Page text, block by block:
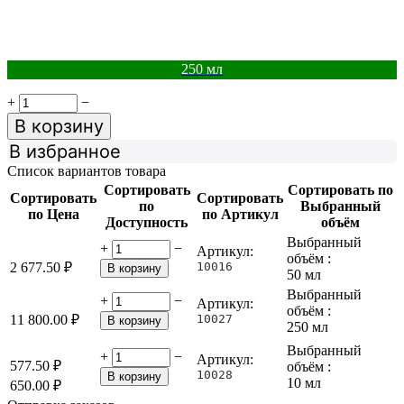
250 мл
+ −
В корзину
В избранное
Список вариантов товара
Сортировать
по Цена
Сортировать
по
Доступность
Сортировать
по Артикул
Сортировать по
Выбранный
объём
2 677.50 ₽
+ −
В корзину
Артикул:
10016
Выбранный
объём :
50 мл
11 800.00 ₽
+ −
В корзину
Артикул:
10027
Выбранный
объём :
250 мл
577.50 ₽
650.00 ₽
+ −
В корзину
Артикул:
10028
Выбранный
объём :
10 мл